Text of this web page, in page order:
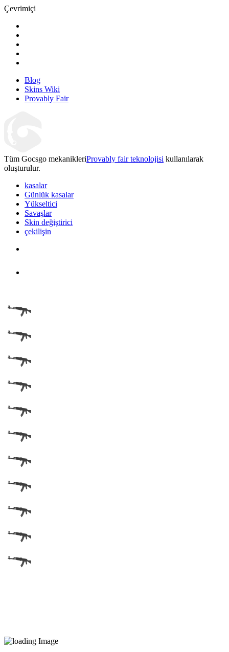
Çevrimiçi
Blog
Skins Wiki
Provably Fair
Tüm Gocsgo mekanikleriProvably fair teknolojisi kullanılarak
oluşturulur.
kasalar
Günlük kasalar
Yükseltici
Savaşlar
Skin değiştirici
çekilişin